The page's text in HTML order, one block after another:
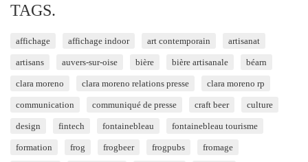
TAGS.
affichage affichage indoor art contemporain artisanat
artisans auvers-sur-oise bière bière artisanale béarn
clara moreno clara moreno relations presse clara moreno rp
communication communiqué de presse craft beer culture
design fintech fontainebleau fontainebleau tourisme
formation frog frogbeer frogpubs fromage